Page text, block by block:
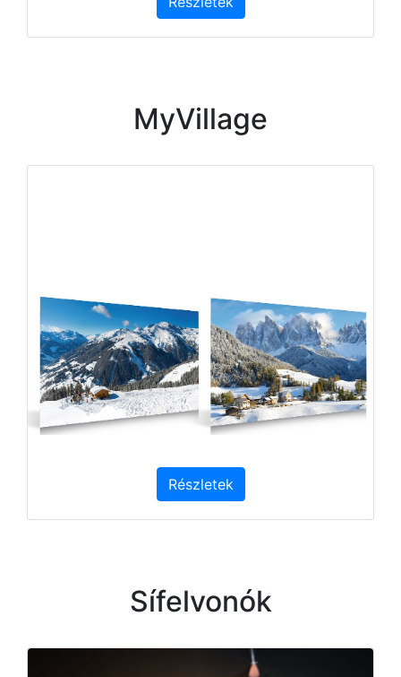
MyVillage
Részletek
Sífelvonók